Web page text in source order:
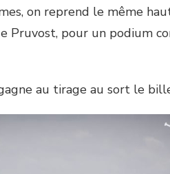
on reprend le même
Pruvost, pour un podium
au tirage au sort le